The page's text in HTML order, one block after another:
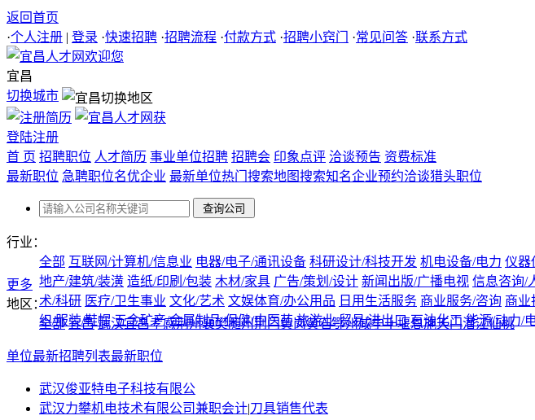
返回首页
·个人注册 | 登录 ·快速招聘 ·招聘流程 ·付款方式 ·招聘小窍门 ·常见问答 ·联系方式
宜昌
切换城市
登陆注册
首 页 招聘职位 人才简历 事业单位招聘 招聘会 印象点评 洽谈预告 资费标准
最新职位 急聘职位名优企业 最新单位热门搜索地图搜索知名企业预约洽谈猎头职位
行业：
全部 互联网/计算机/信息业 电器/电子/通讯设备 科研设计/科技开发 机电设备/电力 仪器
地产/建筑/装潢 造纸/印刷/包装 木材/家具 广告/策划/设计 新闻出版/广播电视 信息咨询/
术/科研 医疗/卫生事业 文化/艺术 文娱体育/办公用品 日用生活服务 商业服务/咨询 商业
织/服装/鞋帽 五金矿产/金属制品 保健/中医药 旅游业 贸易/进出口 石油化工 能源/动力/
更多
地区：
全部 宜昌 武汉宜昌孝感荆州襄樊随州荆门黄岗黄石鄂州咸宁十堰恩施天门潜江仙桃
单位最新招聘列表最新职位
武汉俊亚特电子科技有限公
武汉力攀机电技术有限公司兼职会计|刀具销售代表